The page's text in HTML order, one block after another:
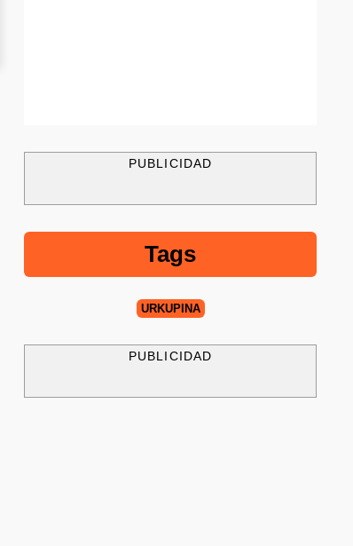
PUBLICIDAD
Tags
URKUPIÑA
PUBLICIDAD